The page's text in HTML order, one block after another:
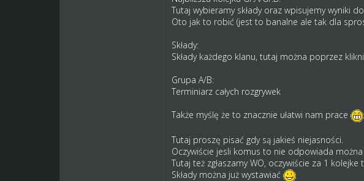
Tutaj wybieramy składy oraz wpisujemy wyniki
Oto jak to robić (jest to banalne ale tak dla
Składy:
Składy każdego klanu, tutaj można poprzez
Grupa A/B:
Terminiarz całych rozgrywek
Także myślę że to znacznie ułatwi nam prace
Tutaj proszę pisać gdy są jakieś niejasności.
Oczywiście jesli komus to nie odpowiada
Tutaj też zgłaszamy WO, oczywiście za 1 kolejke
Składy można już wystawiać